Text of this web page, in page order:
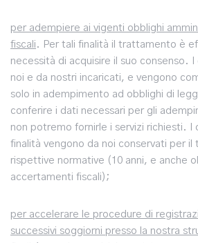
per adempiere ai vigenti obblighi
fiscali . Per tali finalità il trattamento è
necessità di acquisire il suo consenso.
noi e da nostri incaricati, e vengono
solo in adempimento ad obblighi di
conferire i dati necessari per gli
non potremo fornirle i servizi richiesti. I
finalità vengono da noi conservati per il
rispettive normative (10 anni, e anche
accertamenti fiscali);
per accelerare le procedure di
successivi soggiorni presso la nostra